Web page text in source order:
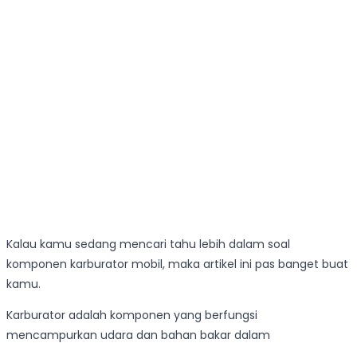
Kalau kamu sedang mencari tahu lebih dalam soal
komponen karburator mobil, maka artikel ini pas banget buat
kamu.
Karburator adalah komponen yang berfungsi
mencampurkan udara dan bahan bakar dalam